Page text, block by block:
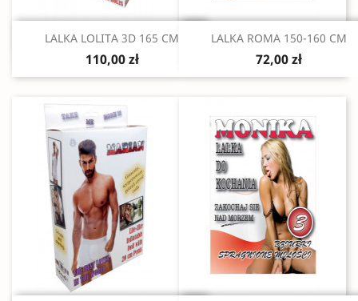
Szybki podgląd
LALKA LOLITA 3D 165 CM
110,00 zł
Szybki podgląd
LALKA ROMA 150-160 CM
72,00 zł